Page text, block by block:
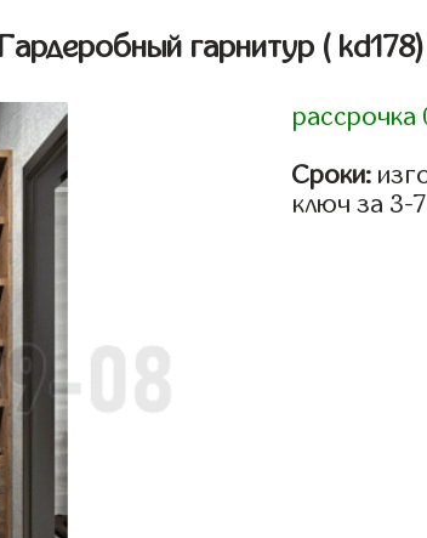
Гардеробный гарнитур ( kd178)
рассрочка
Сроки:
ключ за 3-